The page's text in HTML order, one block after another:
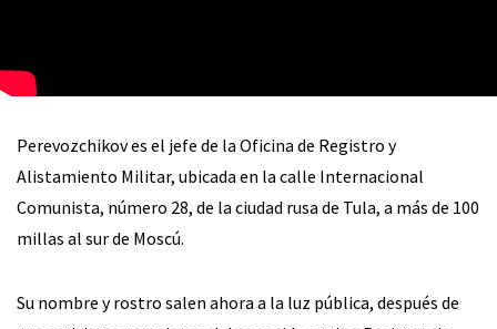
Perevozchikov es el jefe de la Oficina de Registro y
Alistamiento Militar, ubicada en la calle Internacional
Comunista, número 28, de la ciudad rusa de Tula, a más de 100
millas al sur de Moscú.
Su nombre y rostro salen ahora a la luz pública, después de